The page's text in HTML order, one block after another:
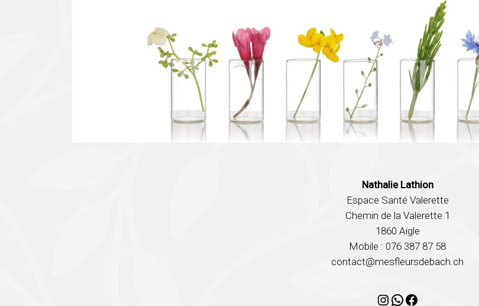
Nathalie Lathion
Espace Santé Valerette
Chemin de la Valerette 1
1860 Aigle
Mobile : 076 387 87 58
contact@mesfleursdebach.ch
Instagram
WhatsApp
Facebook